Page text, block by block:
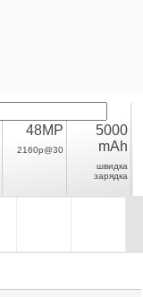
48MP
2160p@30
5000
mAh
швидка
зарядка